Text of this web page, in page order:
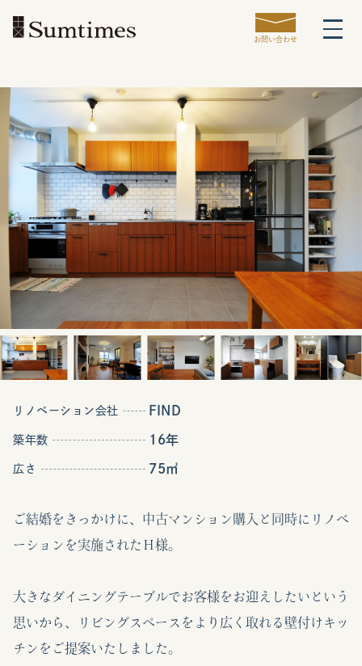
お問い合わせ
リノベーション会社 FIND
築年数 16年
広さ 75㎡
ご結婚をきっかけに、中古マンション購入と同時にリノベ
ーションを実施されたＨ様。
大きなダイニングテーブルでお客様をお迎えしたいという
思いから、リビングスペースをより広く取れる壁付けキッ
チンをご提案いたしました。